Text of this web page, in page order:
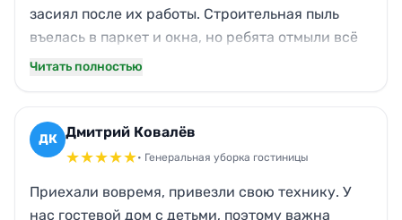
засиял после их работы. Строительная пыль
въелась в паркет и окна, но ребята отмыли всё
до блеска. Даже кухонный жир на вытяжке
свежести, а не хлорки. Теперь только к ним.
Читать полностью
ДК Дмитрий Ковалёв
★★★★★• Генеральная уборка гостиницы
Приехали вовремя, привезли свою технику. У
нас гостевой дом с детьми, поэтому важна